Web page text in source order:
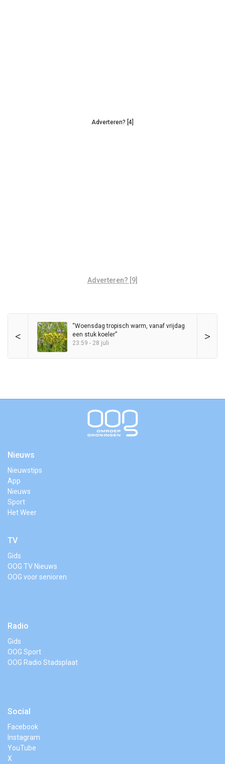
Adverteren? [4]
Adverteren? [9]
< >
“Woensdag tropisch warm, vanaf vrijdag
een stuk koeler”
23:59 - 28 juli
Nieuws
Nieuwstips
App
Nieuws
Sport
Het Weer
TV
Gids
OOG TV Nieuws
OOG voor senioren
Radio
Gids
OOG Sport
OOG Radio Stadsplaat
Social
Facebook
Instagram
YouTube
X